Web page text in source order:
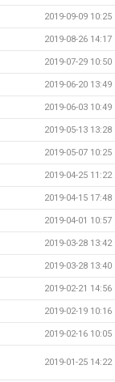
2019-09-09 10:25
2019-08-26 14:17
2019-07-29 10:50
2019-06-20 13:49
2019-06-03 10:49
2019-05-13 13:28
2019-05-07 10:25
2019-04-25 11:22
2019-04-15 17:48
2019-04-01 10:57
2019-03-28 13:42
2019-03-28 13:40
2019-02-21 14:56
2019-02-19 10:16
2019-02-16 10:05
2019-01-25 14:22